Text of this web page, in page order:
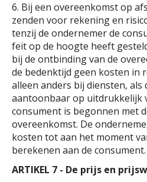
6. Bij een overeenkomst op
zenden voor rekening en
tenzij de ondernemer de
feit op de hoogte heeft
bij de ontbinding van de
de bedenktijd geen kosten in
alleen anders bij diensten, als
aantoonbaar op uitdrukkelijk
consument is begonnen met
overeenkomst. De
kosten tot aan het moment
berekenen aan de consument.
ARTIKEL 7 - De prijs en